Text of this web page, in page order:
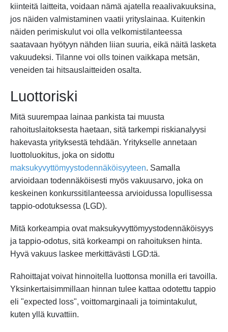
kiinteitä laitteita, voidaan nämä ajatella reaalivakuuksina,
jos näiden valmistaminen vaatii yrityslainaa. Kuitenkin
näiden perimiskulut voi olla velkomistilanteessa
saatavaan hyötyyn nähden liian suuria, eikä näitä lasketa
vakuudeksi. Tilanne voi olls toinen vaikkapa metsän,
veneiden tai hitsauslaitteiden osalta.
Luottoriski
Mitä suurempaa lainaa pankista tai muusta
rahoituslaitoksesta haetaan, sitä tarkempi riskianalyysi
hakevasta yrityksestä tehdään. Yritykselle annetaan
luottoluokitus, joka on sidottu
maksukyvyttömyystodennäköisyyteen. Samalla
arvioidaan todennäköisesti myös vakuusarvo, joka on
keskeinen konkurssitilanteessa arvioidussa lopullisessa
tappio-odotuksessa (LGD).
Mitä korkeampia ovat maksukyvyttömyystodennäköisyys
ja tappio-odotus, sitä korkeampi on rahoituksen hinta.
Hyvä vakuus laskee merkittävästi LGD:tä.
Rahoittajat voivat hinnoitella luottonsa monilla eri tavoilla.
Yksinkertaisimmillaan hinnan tulee kattaa odotettu tappio
eli "expected loss", voittomarginaali ja toimintakulut,
kuten yllä kuvattiin.